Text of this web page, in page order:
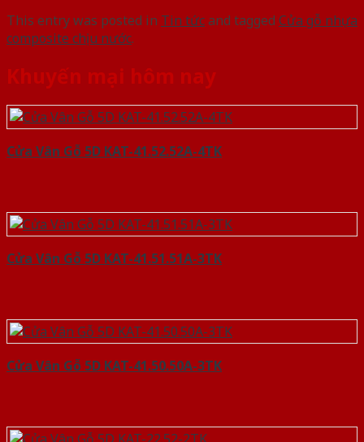
This entry was posted in Tin tứcand tagged Cửa gỗ nhựa
composite chịu nước.
Khuyến mại hôm nay
Cửa Vân Gỗ 5D KAT-41.52.52A-4TK
Cửa Vân Gỗ 5D KAT-41.51.51A-3TK
Cửa Vân Gỗ 5D KAT-41.50.50A-3TK